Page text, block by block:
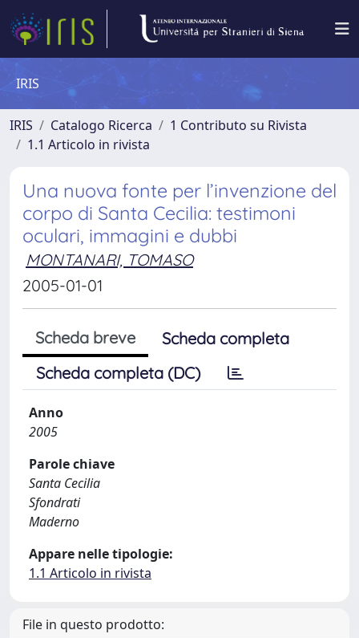
IRIS
IRIS Catalogo Ricerca
1 Contributo su Rivista
1.1 Articolo in rivista
Una nuova fonte per l’invenzione del
corpo di Santa Cecilia: testimoni
oculari, immagini e dubbi
MONTANARI, TOMASO
2005-01-01
Scheda breve
Scheda completa
Scheda completa (DC)
Anno
2005
Parole chiave
Santa Cecilia
Sfondrati
Maderno
Appare nelle tipologie:
1.1 Articolo in rivista
File in questo prodotto: